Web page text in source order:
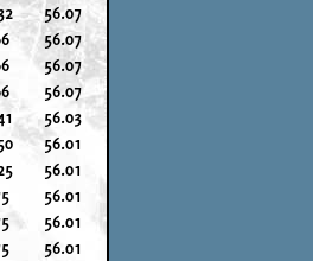
56.07
56.07
56.07
56.07
56.03
56.01
56.01
56.01
56.01
56.01